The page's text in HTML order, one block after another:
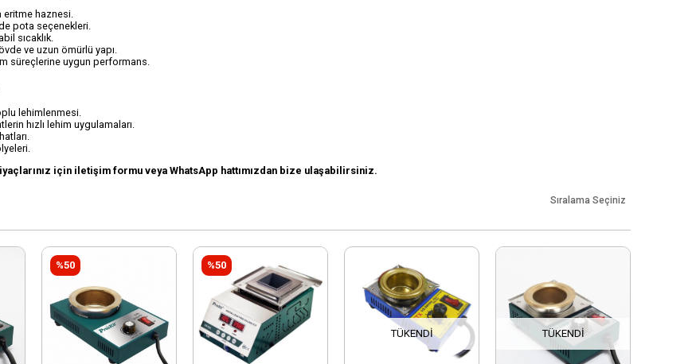
eritme haznesi.
pota seçenekleri.
sıcaklık.
ve uzun ömürlü yapı.
süreçlerine uygun performans.
lehimlenmesi.
hızlı lehim uygulamaları.
için iletişim formu veya WhatsApp hattımızdan bize ulaşabilirsiniz.
Sıralama Seçiniz
%50 %50
TÜKENDI TÜKENDI